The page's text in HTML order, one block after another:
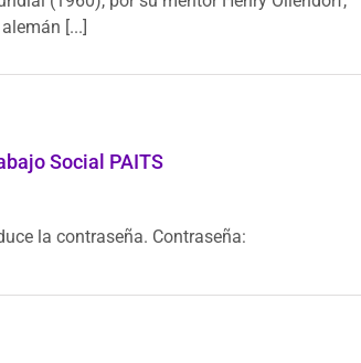
[...]
Social PAITS
la contraseña. Contraseña: